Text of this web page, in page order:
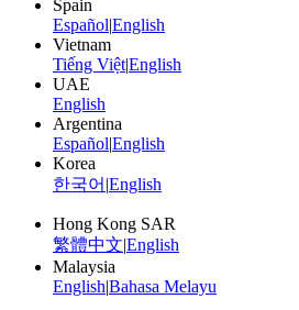
Spain
Español|English
Vietnam
Tiếng Việt|English
UAE
English
Argentina
Español|English
Korea
한국어 |English
Hong Kong SAR
繁體中文|English
Malaysia
English|Bahasa Melayu